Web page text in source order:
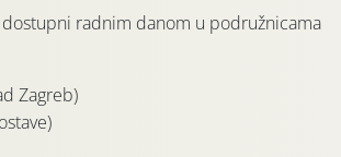
dostupni radnim danom u podružnicama
Zagreb)